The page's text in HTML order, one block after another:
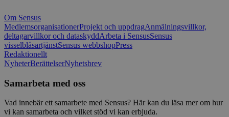
Om Sensus
MedlemsorganisationerProjekt och uppdragAnmälningsvillkor,
deltagarvillkor och dataskyddArbeta i SensusSensus
visselblåsartjänstSensus webbshopPress
Redaktionellt
NyheterBerättelserNyhetsbrev
Samarbeta med oss
Vad innebär ett samarbete med Sensus? Här kan du läsa mer om hur
vi kan samarbeta och vilket stöd vi kan erbjuda.